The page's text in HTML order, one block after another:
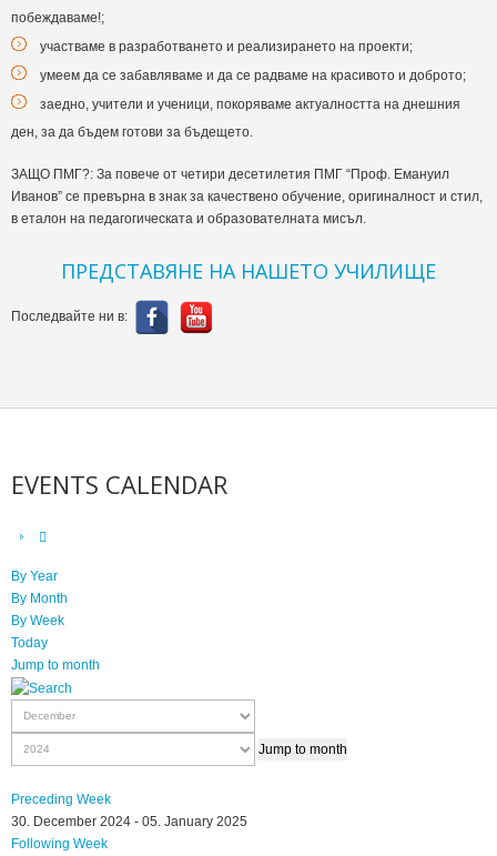
побеждаваме!;
участваме в разработването и реализирането на проекти;
умеем да се забавляваме и да се радваме на красивото и доброто;
заедно, учители и ученици, покоряваме актуалността на днешния
ден, за да бъдем готови за бъдещето.
ЗАЩО ПМГ?: За повече от четири десетилетия ПМГ “Проф. Емануил
Иванов” се превърна в знак за качествено обучение, оригиналност и стил,
в еталон на педагогическата и образователната мисъл.
ПРЕДСТАВЯНЕ НА НАШЕТО УЧИЛИЩЕ
Последвайте ни в:
EVENTS CALENDAR
By Year
By Month
By Week
Today
Jump to month
Jump to month
Preceding Week
30. December 2024 - 05. January 2025
Following Week